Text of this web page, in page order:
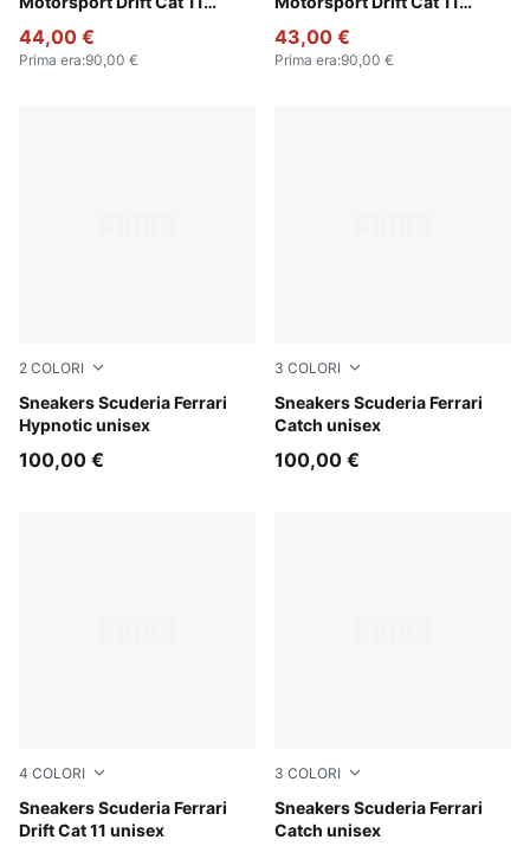
44,00 €
Prima era:90,00 €
43,00 €
Prima era:90,00 €
2 COLORI
Sneakers Scuderia Ferrari
Hypnotic unisex
Rosso Corsa-PUMA White
100,00 €
3 COLORI
Sneakers Scuderia Ferrari
Catch unisex
PUMA Black-Rosso Corsa
100,00 €
4 COLORI
Sneakers Scuderia Ferrari
Drift Cat 11 unisex
PUMA Black-Speed Yellow
3 COLORI
Sneakers Scuderia Ferrari
Catch unisex
PUMA White-PUMA White-